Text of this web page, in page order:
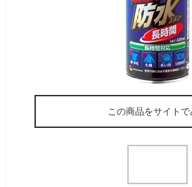
この商品をサイトで